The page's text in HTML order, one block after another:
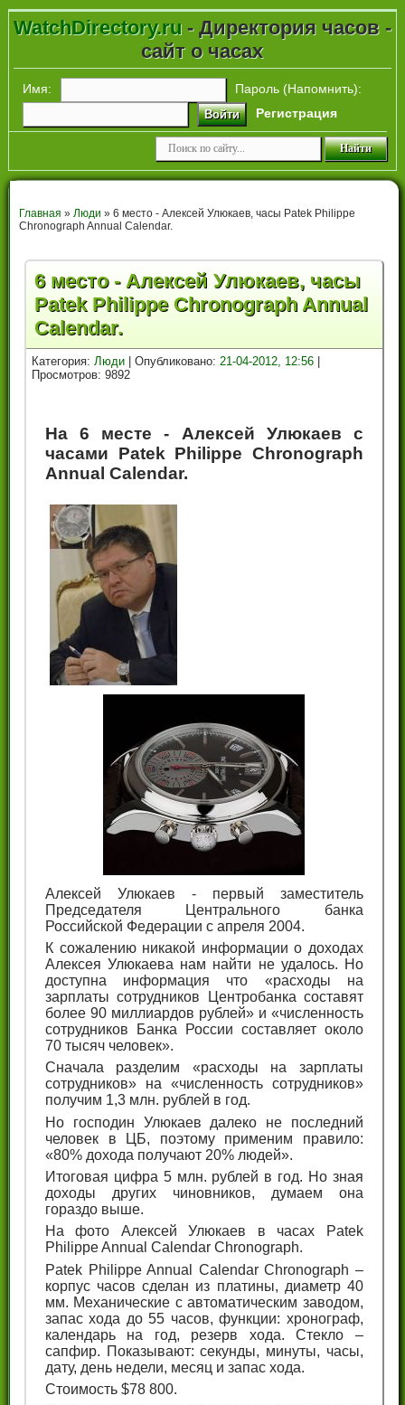
WatchDirectory.ru- Директория часов -
сайт о часах
Имя: Пароль (Напомнить):
Войти Регистрация
Главная » Люди » 6 место - Алексей Улюкаев, часы Patek Philippe
Chronograph Annual Calendar.
6 место - Алексей Улюкаев, часы
Patek Philippe Chronograph Annual
Calendar.
Категория:Люди | Опубликовано:21-04-2012, 12:56
Просмотров: 9892
На 6 месте - Алексей Улюкаев с
часами Patek Philippe Chronograph
Annual Calendar.
Алексей Улюкаев - первый заместитель
Председателя Центрального банка
Российской Федерации с апреля 2004.
К сожалению никакой информации о доходах
Алексея Улюкаева нам найти не удалось. Но
доступна информация что «расходы на
зарплаты сотрудников Центробанка составят
более 90 миллиардов рублей» и «численность
сотрудников Банка России составляет около
70 тысяч человек».
Сначала разделим «расходы на зарплаты
сотрудников» на «численность сотрудников»
получим 1,3 млн. рублей в год.
Но господин Улюкаев далеко не последний
человек в ЦБ, поэтому применим правило:
«80% дохода получают 20% людей».
Итоговая цифра 5 млн. рублей в год. Но зная
доходы других чиновников, думаем она
гораздо выше.
На фото Алексей Улюкаев в часах Patek
Philippe Annual Calendar Chronograph.
Patek Philippe Annual Calendar Chronograph –
корпус часов сделан из платины, диаметр 40
мм. Механические с автоматическим заводом,
запас хода до 55 часов, функции: хронограф,
календарь на год, резерв хода. Стекло –
сапфир. Показывают: секунды, минуты, часы,
дату, день недели, месяц и запас хода.
Стоимость $78 800.